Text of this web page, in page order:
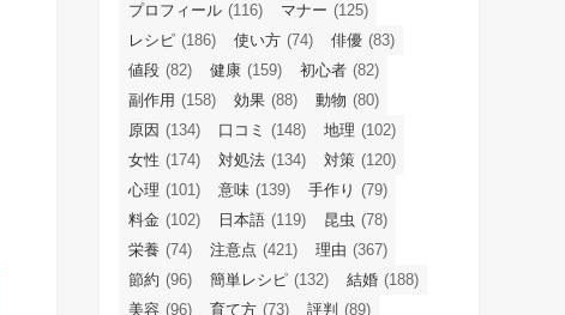
プロフィール (116) マナー (125)
レシピ (186) 使い方 (74) 俳優 (83)
値段 (82) 健康 (159) 初心者 (82)
副作用 (158) 効果 (88) 動物 (80)
原因 (134) 口コミ (148) 地理 (102)
女性 (174) 対処法 (134) 対策 (120)
心理 (101) 意味 (139) 手作り (79)
料金 (102) 日本語 (119) 昆虫 (78)
栄養 (74) 注意点 (421) 理由 (367)
節約 (96) 簡単レシピ (132) 結婚 (188)
美容 (96) 育て方 (73) 評判 (89)